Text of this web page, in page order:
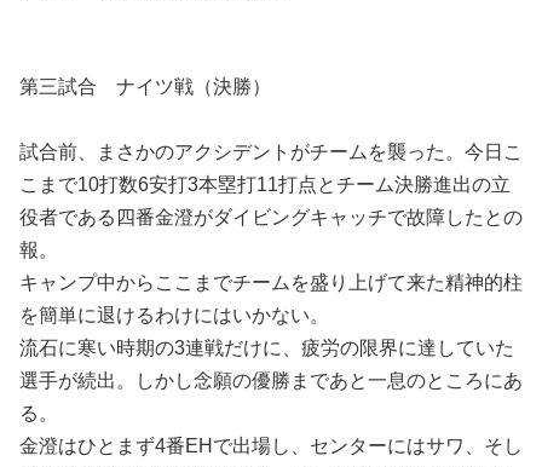
第三試合 ナイツ戦（決勝）
試合前、まさかのアクシデントがチームを襲った。今日こ
こまで10打数6安打3本塁打11打点とチーム決勝進出の立
役者である四番金澄がダイビングキャッチで故障したとの
報。
キャンプ中からここまでチームを盛り上げて来た精神的柱
を簡単に退けるわけにはいかない。
流石に寒い時期の3連戦だけに、疲労の限界に達していた
選手が続出。しかし念願の優勝まであと一息のところにあ
る。
金澄はひとまず4番EHで出場し、センターにはサワ、そし